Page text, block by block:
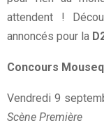
attendent !
annoncés pour la
Concours
Vendredi 9
Scène Première